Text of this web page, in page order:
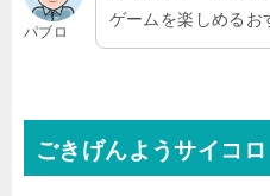
パブロ
ゲームを楽しめるお
ごきげんようサイコロ